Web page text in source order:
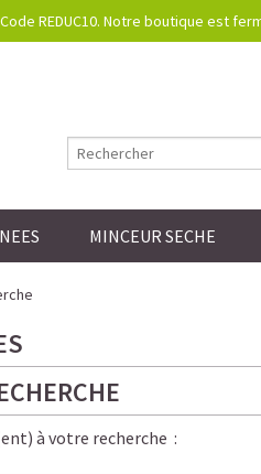
REDUC10. Notre boutique est
MINCEUR SECHE
à votre recherche :